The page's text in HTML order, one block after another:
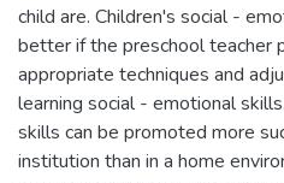
child are. Children's social -
better if the preschool teacher
appropriate techniques and
learning social - emotional
skills can be promoted more
institution than in a home